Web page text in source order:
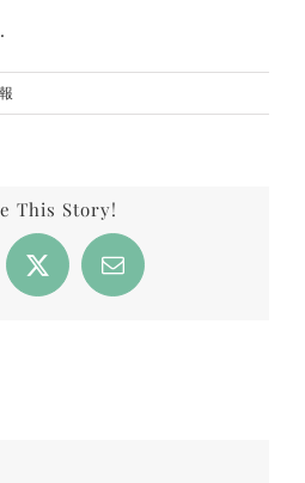
This Story!
X Email